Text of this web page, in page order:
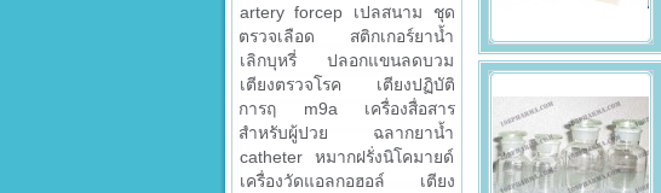
artery forcep เปลสนาม
ชุด
ตรวจเลือด
สติกเกอร์ยาน้ำ
เลิกบุหรี่
ปลอกแขนลดบวม
เตียงตรวจโรค
เตียงปฏิบัติ
การฤ
m9a
เครื่องสื่อสาร
สำหรับผู้ปวย
ฉลากยาน้ำ
catheter
หมากฝรั่งนิโคมายด์
เครื่องวัดแอลกอฮอล์
เตียง